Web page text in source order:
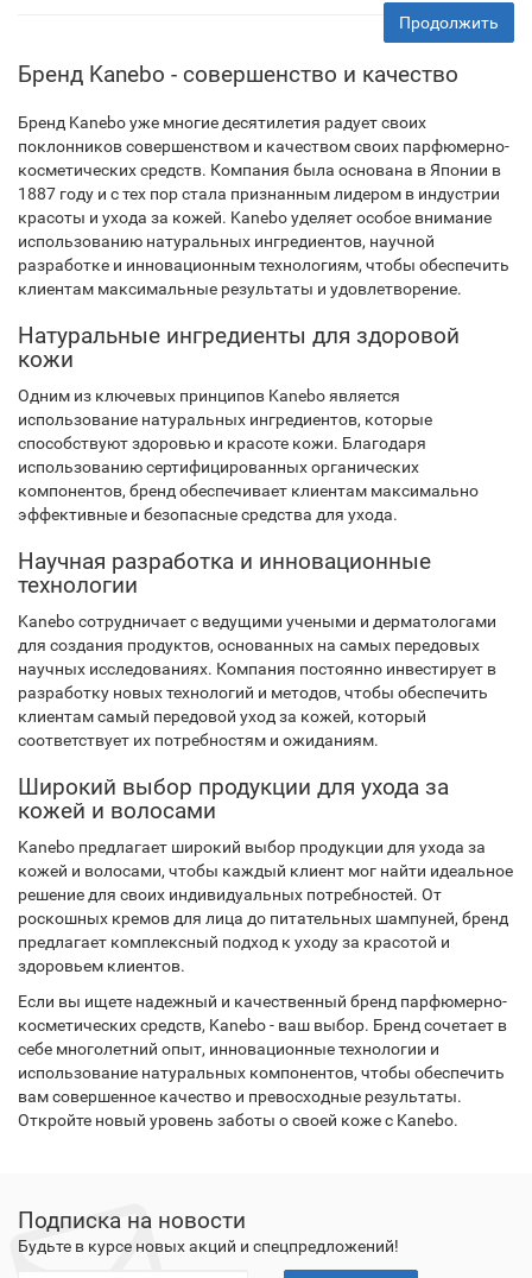
Продолжить
Бренд Kanebo - совершенство и качество
Бренд Kanebo уже многие десятилетия радует своих
поклонников совершенством и качеством своих парфюмерно-
косметических средств. Компания была основана в Японии в
1887 году и с тех пор стала признанным лидером в индустрии
красоты и ухода за кожей. Kanebo уделяет особое внимание
использованию натуральных ингредиентов, научной
разработке и инновационным технологиям, чтобы обеспечить
клиентам максимальные результаты и удовлетворение.
Натуральные ингредиенты для здоровой
кожи
Одним из ключевых принципов Kanebo является
использование натуральных ингредиентов, которые
способствуют здоровью и красоте кожи. Благодаря
использованию сертифицированных органических
компонентов, бренд обеспечивает клиентам максимально
эффективные и безопасные средства для ухода.
Научная разработка и инновационные
технологии
Kanebo сотрудничает с ведущими учеными и дерматологами
для создания продуктов, основанных на самых передовых
научных исследованиях. Компания постоянно инвестирует в
разработку новых технологий и методов, чтобы обеспечить
клиентам самый передовой уход за кожей, который
соответствует их потребностям и ожиданиям.
Широкий выбор продукции для ухода за
кожей и волосами
Kanebo предлагает широкий выбор продукции для ухода за
кожей и волосами, чтобы каждый клиент мог найти идеальное
решение для своих индивидуальных потребностей. От
роскошных кремов для лица до питательных шампуней, бренд
предлагает комплексный подход к уходу за красотой и
здоровьем клиентов.
Если вы ищете надежный и качественный бренд парфюмерно-
косметических средств, Kanebo - ваш выбор. Бренд сочетает в
себе многолетний опыт, инновационные технологии и
использование натуральных компонентов, чтобы обеспечить
вам совершенное качество и превосходные результаты.
Откройте новый уровень заботы о своей коже с Kanebo.
Подписка на новости
Будьте в курсе новых акций и спецпредложений!